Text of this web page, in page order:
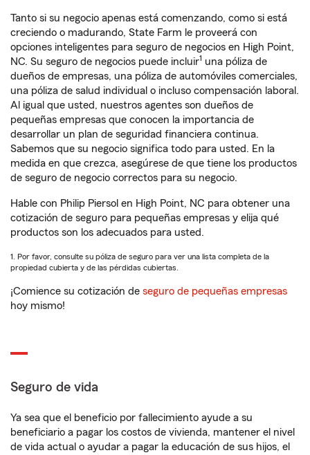
Tanto si su negocio apenas está comenzando, como si está
creciendo o madurando, State Farm le proveerá con
opciones inteligentes para seguro de negocios en High Point,
NC. Su seguro de negocios puede incluir1 una póliza de
dueños de empresas, una póliza de automóviles comerciales,
una póliza de salud individual o incluso compensación laboral.
Al igual que usted, nuestros agentes son dueños de
pequeñas empresas que conocen la importancia de
desarrollar un plan de seguridad financiera continua.
Sabemos que su negocio significa todo para usted. En la
medida en que crezca, asegúrese de que tiene los productos
de seguro de negocio correctos para su negocio.
Hable con Philip Piersol en High Point, NC para obtener una
cotización de seguro para pequeñas empresas y elija qué
productos son los adecuados para usted.
1. Por favor, consulte su póliza de seguro para ver una lista completa de la
propiedad cubierta y de las pérdidas cubiertas.
¡Comience su cotización de seguro de pequeñas empresas
hoy mismo!
Seguro de vida
Ya sea que el beneficio por fallecimiento ayude a su
beneficiario a pagar los costos de vivienda, mantener el nivel
de vida actual o ayudar a pagar la educación de sus hijos, el